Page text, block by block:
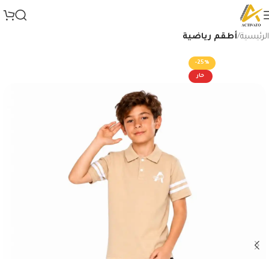
الرئيسية أطقم رياضية
-25%
حار